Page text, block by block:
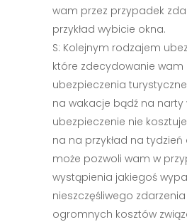
wam przez przypadek
przykład wybicie okna.
S: Kolejnym rodzajem
które zdecydowanie
ubezpieczenia
na wakacje bądź na
ubezpieczenie nie
na na przykład na
może pozwoli wam w
wystąpienia jakiegoś
nieszczęśliwego
ogromnych kosztów